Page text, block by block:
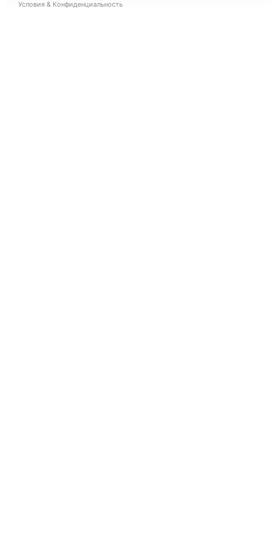
Условия & Конфиденциальность